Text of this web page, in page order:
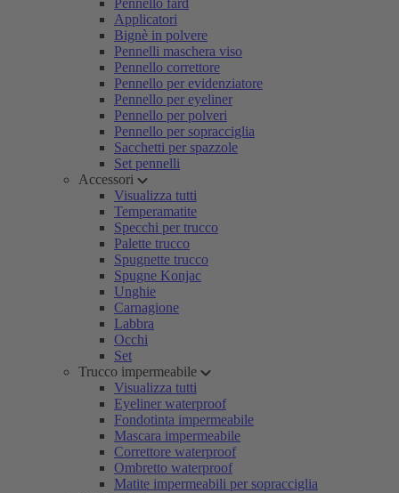
Pennello fard
Applicatori
Bignè in polvere
Pennelli maschera viso
Pennello correttore
Pennello per evidenziatore
Pennello per eyeliner
Pennello per polveri
Pennello per sopracciglia
Sacchetti per spazzole
Set pennelli
Accessori
Visualizza tutti
Temperamatite
Specchi per trucco
Palette trucco
Spugnette trucco
Spugne Konjac
Unghie
Carnagione
Labbra
Occhi
Set
Trucco impermeabile
Visualizza tutti
Eyeliner waterproof
Fondotinta impermeabile
Mascara impermeabile
Correttore waterproof
Ombretto waterproof
Matite impermeabili per sopracciglia